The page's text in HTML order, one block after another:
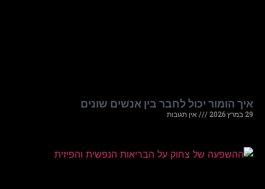
איך הומור יכול לחבר בין אנשים שונים
29 במרץ 2026 אין תגובות